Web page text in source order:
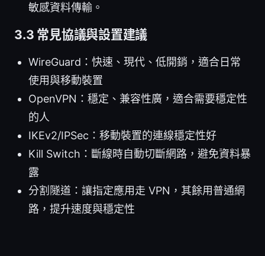
敏感資料傳輸。
3.3 常見協議與設置建議
WireGuard：快速、現代、低開銷，適合日常
使用與移動裝置
OpenVPN：穩定、兼容性廣，適合需要穩定性
的人
IKEv2/IPSec：移動裝置的連線穩定性好
Kill Switch：斷線時自動切斷網路，避免資料暴
露
分割隧道：讓指定應用走 VPN，其餘用普通網
路，提升速度與穩定性